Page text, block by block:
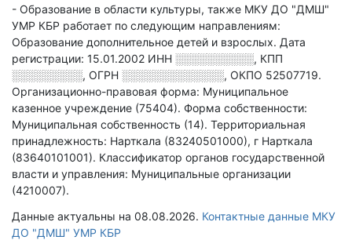
- Образование в области культуры, также МКУ ДО "ДМШ"
УМР КБР работает по следующим направлениям:
Образование дополнительное детей и взрослых. Дата
регистрации: 15.01.2002 ИНН ░░░░░░░░░░, КПП
░░░░░░░░░, ОГРН ░░░░░░░░░░░░░, ОКПО 52507719.
Организационно-правовая форма: Муниципальное
казенное учреждение (75404). Форма собственности:
Муниципальная собственность (14). Территориальная
принадлежность: Нарткала (83240501000), г Нарткала
(83640101001). Классификатор органов государственной
власти и управления: Муниципальные организации
(4210007).
Данные актуальны на 08.08.2026. Контактные данные МКУ
ДО "ДМШ" УМР КБР